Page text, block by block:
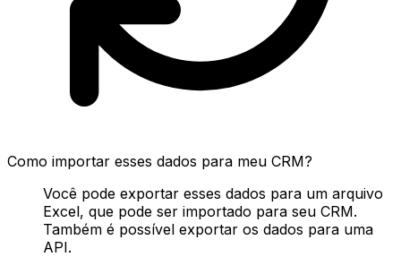
Como importar esses dados para meu CRM?
Você pode exportar esses dados para um arquivo
Excel, que pode ser importado para seu CRM.
Também é possível exportar os dados para uma
API.